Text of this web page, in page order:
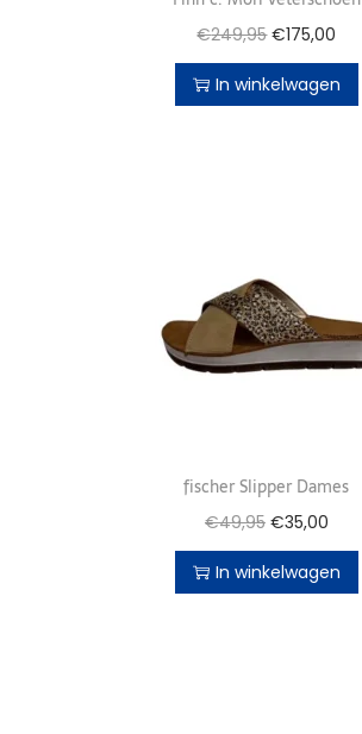
€249,95 €175,00
In winkelwagen
fischer Slipper Dames
€49,95 €35,00
In winkelwagen